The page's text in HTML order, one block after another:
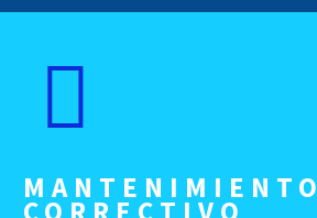
MANTENIMIENTO